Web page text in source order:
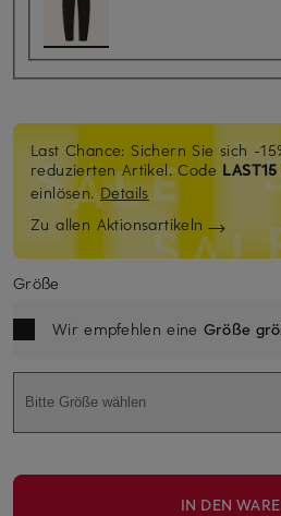
Last Chance: Sichern Sie sich -
reduzierten Artikel. Code LAST15
einlösen.Details
Zu allen Aktionsartikeln
Größe
Wir empfehlen eine Größe
Bitte Größe wählen
IN DEN